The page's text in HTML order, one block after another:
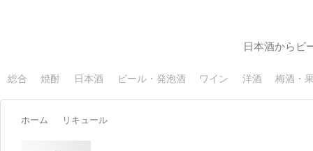
日本酒からビ
総合 焼酎 日本酒 ビール・発泡酒 ワイン 洋酒 梅酒・
ホーム リキュール